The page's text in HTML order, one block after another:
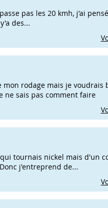
pas les 20 kmh, j'ai
des...
rodage mais je
ne sais pas comment faire
tournais nickel mais d'un
j'entreprend de...